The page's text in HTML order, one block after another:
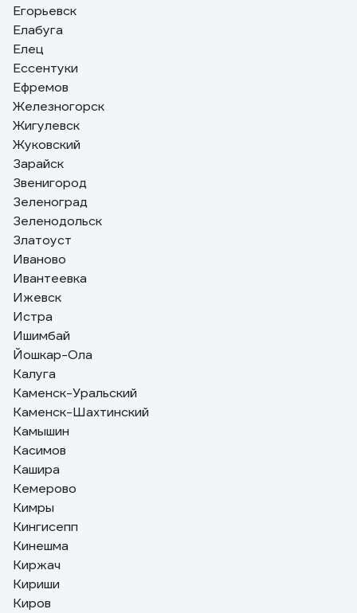
Егорьевск
Елабуга
Елец
Ессентуки
Ефремов
Железногорск
Жигулевск
Жуковский
Зарайск
Звенигород
Зеленоград
Зеленодольск
Златоуст
Иваново
Ивантеевка
Ижевск
Истра
Ишимбай
Йошкар-Ола
Калуга
Каменск-Уральский
Каменск-Шахтинский
Камышин
Касимов
Кашира
Кемерово
Кимры
Кингисепп
Кинешма
Киржач
Кириши
Киров